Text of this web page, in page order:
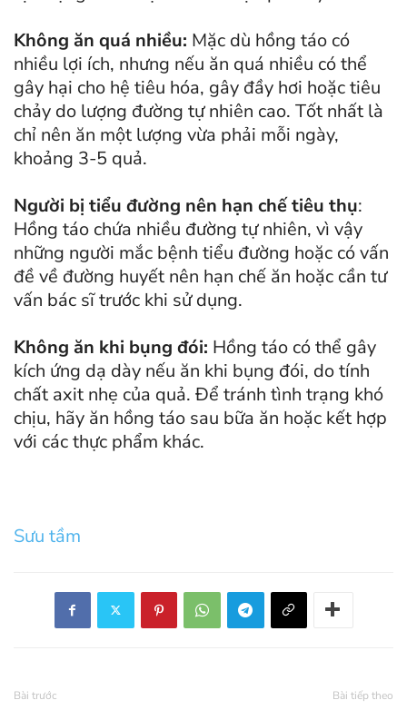
Không ăn quá nhiều: Mặc dù hồng táo có
nhiều lợi ích, nhưng nếu ăn quá nhiều có thể
gây hại cho hệ tiêu hóa, gây đầy hơi hoặc tiêu
chảy do lượng đường tự nhiên cao. Tốt nhất là
chỉ nên ăn một lượng vừa phải mỗi ngày,
khoảng 3-5 quả.
Người bị tiểu đường nên hạn chế tiêu thụ:
Hồng táo chứa nhiều đường tự nhiên, vì vậy
những người mắc bệnh tiểu đường hoặc có vấn
đề về đường huyết nên hạn chế ăn hoặc cần tư
vấn bác sĩ trước khi sử dụng.
Không ăn khi bụng đói: Hồng táo có thể gây
kích ứng dạ dày nếu ăn khi bụng đói, do tính
chất axit nhẹ của quả. Để tránh tình trạng khó
chịu, hãy ăn hồng táo sau bữa ăn hoặc kết hợp
với các thực phẩm khác.
Sưu tầm
Bài trước Bài tiếp theo